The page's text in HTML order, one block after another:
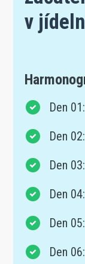
v
Den
Den
Den
Den
Den
Den